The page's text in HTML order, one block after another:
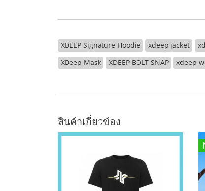
XDEEP Signature Hoodie xdeep jacket
XDeep Mask
XDEEP BOLT SNAP xdeep
สินค้าเกี่ยวข้อง